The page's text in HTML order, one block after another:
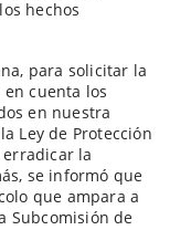
hechos
para solicitar la
cuenta los
en nuestra
Ley de Protección
la
se informó que
que ampara a
Subcomisión de